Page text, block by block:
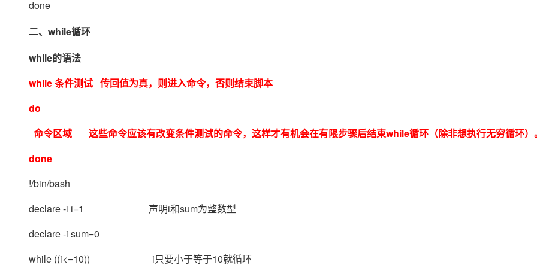
done
二、while循环
while的语法
while 条件测试 传回值为真，则进入命令，否则结束脚本
do
命令区域 这些命令应该有改变条件测试的命令，这样才有机会在有限步骤后结束while循环（除非想执行无穷循环）
done
!/bin/bash
declare -i i=1 声明i和sum为整数型
declare -i sum=0
while ((i<=10)) i只要小于等于10就循环